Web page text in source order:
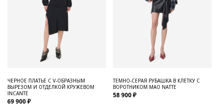
ЧЕРНОЕ ПЛАТЬЕ С V-ОБРАЗНЫМ
ВЫРЕЗОМ И ОТДЕЛКОЙ КРУЖЕВОМ
INCANTE
69 900 ₽
ТЕМНО-СЕРАЯ РУБАШКА В КЛЕТКУ С
ВОРОТНИКОМ МАО NATTE
58 900 ₽